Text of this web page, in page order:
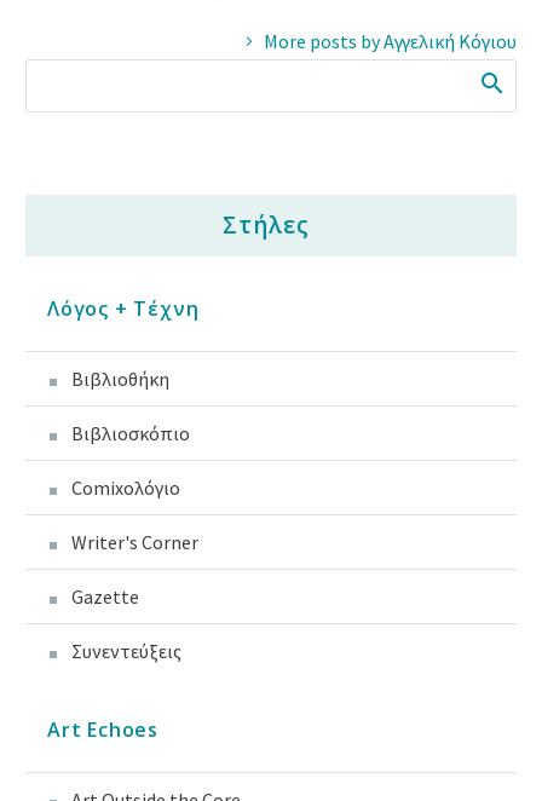
More posts by Αγγελική Κόγιου
Στήλες
Λόγος + Τέχνη
Βιβλιοθήκη
Βιβλιοσκόπιο
Comixoλόγιο
Writer's Corner
Gazette
Συνεντεύξεις
Art Echoes